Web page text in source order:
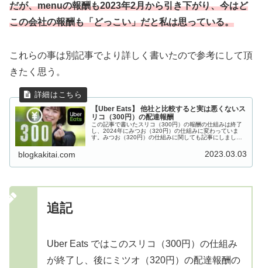
だが、menuの報酬も2023年2月から引き下がり、今はど
この会社の報酬も「どっこい」だと私は思っている。
これらの事は別記事でより詳しく書いたので参考にして頂
きたく思う。
【Uber Eats】 他社と比較すると実は悪くないス
リコ（300円）の配達報酬
この記事で書いたスリコ（300円）の報酬の仕組みは終了
し、2024年にみつお（320円）の仕組みに変わっていま
す。みつお（320円）の仕組みに関しても記事にしました
blogkakitai.com 2023.03.03
追記
Uber Eats ではこのスリコ（300円）の仕組み
が終了し、後にミツオ（320円）の配達報酬の